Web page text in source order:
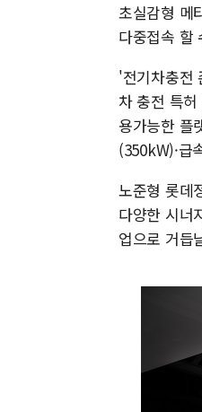
초실감형 메
다중접속 할
'전기차충전
차 충전 특
용가능한 플
(350kW)·급
노준형 롯데
다양한 시너
업으로 거듭